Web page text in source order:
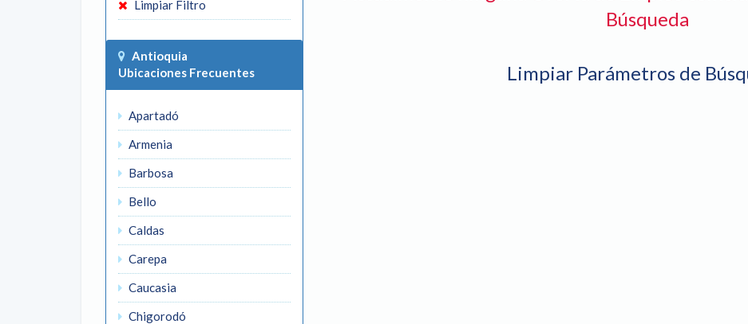
Limpiar Filtro
Antioquia
Ubicaciones Frecuentes
Apartadó
Armenia
Barbosa
Bello
Caldas
Carepa
Caucasia
Chigorodó
Búsqueda
Limpiar Parámetros de